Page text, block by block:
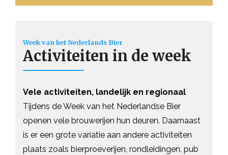
Week van het Nederlands Bier
Activiteiten in de week
Vele activiteiten, landelijk en regionaal
Tijdens de Week van het Nederlandse Bier
openen vele brouwerijen hun deuren. Daarnaast
is er een grote variatie aan andere activiteiten
plaats zoals bierproeverijen, rondleidingen, pub